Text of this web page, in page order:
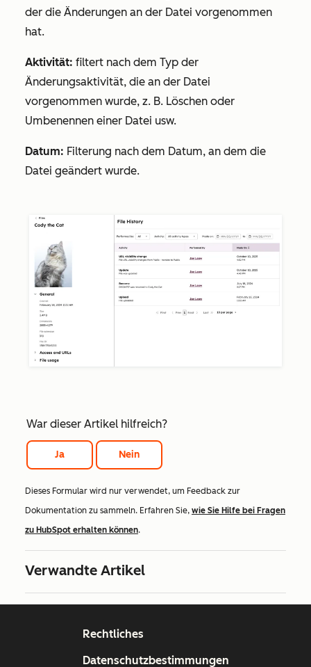
der die Änderungen an der Datei vorgenommen
hat.
Aktivität: filtert nach dem Typ der
Änderungsaktivität, die an der Datei
vorgenommen wurde, z. B. Löschen oder
Umbenennen einer Datei usw.
Datum: Filterung nach dem Datum, an dem die
Datei geändert wurde.
War dieser Artikel hilfreich?
Ja Nein
Dieses Formular wird nur verwendet, um Feedback zur
Dokumentation zu sammeln. Erfahren Sie, wie Sie Hilfe bei Fragen
zu HubSpot erhalten können.
Verwandte Artikel
Rechtliches
Datenschutzbestimmungen